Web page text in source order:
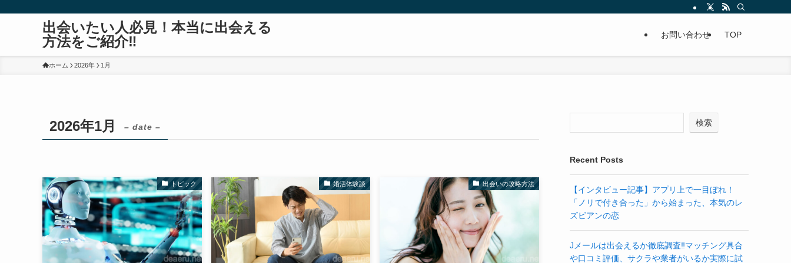
出会いたい人必見！本当に出会える
方法をご紹介‼
お問い合わせ TOP
ホーム 2026年 1月
2026年1月 – date –
トピック 婚活体験談 出会いの攻略方法
検索
Recent Posts
【インタビュー記事】アプリ上で一目ぼれ！
「ノリで付き合った」から始まった、本気のレ
ズビアンの恋
Jメールは出会えるか徹底調査‼マッチング具合
や口コミ評価、サクラや業者がいるか実際に試